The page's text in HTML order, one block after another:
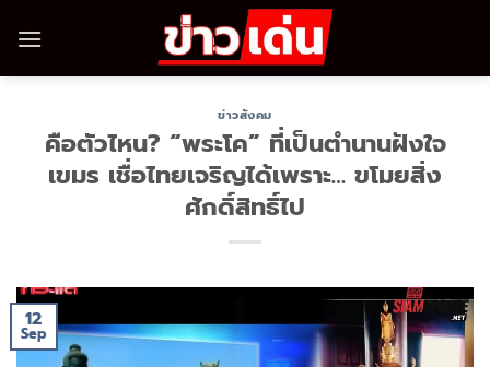
ข่าวสังคม
คือตัวไหน? “พระโค” ที่เป็นตำนานฝังใจ
เขมร เชื่อไทยเจริญได้เพราะ… ขโมยสิ่ง
ศักดิ์สิทธิ์ไป
12
Sep